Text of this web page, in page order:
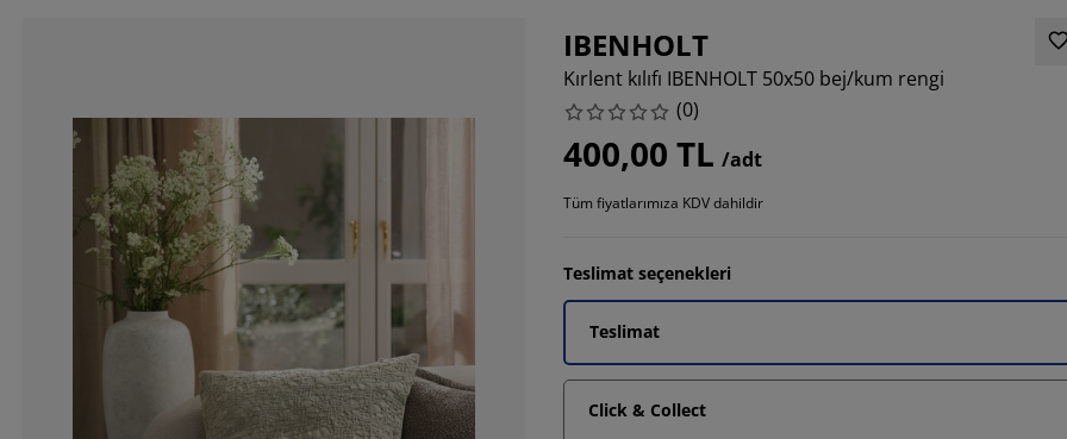
IBENHOLT
Kırlent kılıfı IBENHOLT 50x50 bej/kum rengi
(0)
400,00 TL /adt
Tüm fiyatlarımıza KDV dahildir
Teslimat seçenekleri
Teslimat
Click & Collect